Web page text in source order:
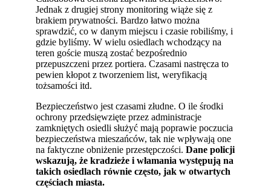
Jednak z drugiej strony monitoring wiąże się z
brakiem prywatności. Bardzo łatwo można
sprawdzić, co w danym miejscu i czasie robiliśmy, i
gdzie byliśmy. W wielu osiedlach wchodzący na
teren goście muszą zostać bezpośrednio
przepuszczeni przez portiera. Czasami nastręcza to
pewien kłopot z tworzeniem list, weryfikacją
tożsamości itd.
Bezpieczeństwo jest czasami złudne. O ile środki
ochrony przedsięwzięte przez administracje
zamkniętych osiedli służyć mają poprawie poczucia
bezpieczeństwa mieszańców, tak nie wpływają one
na faktyczne obniżenie przestępczości.Dane policji
wskazują, że kradzieże i włamania występują na
takich osiedlach równie często, jak w otwartych
częściach miasta.